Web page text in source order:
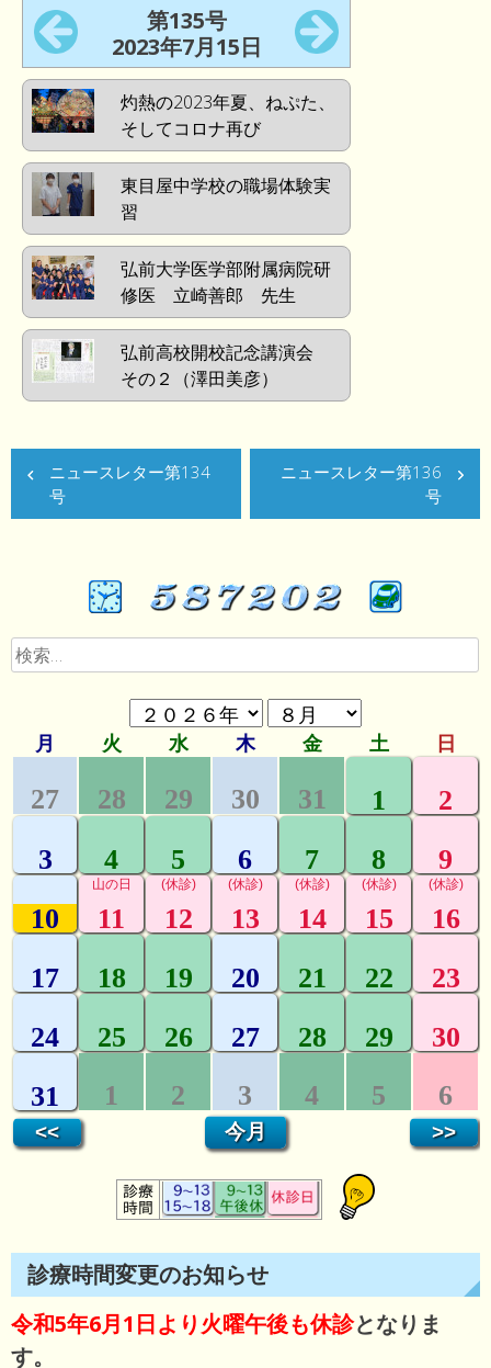
第135号
2023年7月15日
灼熱の2023年夏、ねぷた、
そしてコロナ再び
東目屋中学校の職場体験実
習
弘前大学医学部附属病院研
修医 立崎善郎 先生
弘前高校開校記念講演会
その２（澤田美彦）
ニュースレター第134
号
ニュースレター第136
号
検
索:
診療時間変更のお知らせ
令和5年6月1日より火曜午後も休診となりま
す。